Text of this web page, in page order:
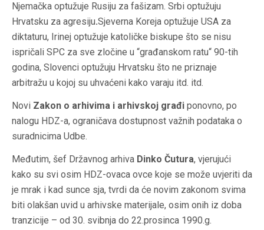
Njemačka optužuje Rusiju za fašizam. Srbi optužuju
Hrvatsku za agresiju.Sjeverna Koreja optužuje USA za
diktaturu, Irinej optužuje katoličke biskupe što se nisu
ispričali SPC za sve zločine u “građanskom ratu“ 90-tih
godina, Slovenci optužuju Hrvatsku što ne priznaje
arbitražu u kojoj su uhvaćeni kako varaju itd. itd.
Novi Zakon o arhivima i arhivskoj građi ponovno, po
nalogu HDZ-a, ograničava dostupnost važnih podataka o
suradnicima Udbe.
Međutim, šef Državnog arhiva Dinko Čutura, vjerujući
kako su svi osim HDZ-ovaca ovce koje se može uvjeriti da
je mrak i kad sunce sja, tvrdi da će novim zakonom svima
biti olakšan uvid u arhivske materijale, osim onih iz doba
tranzicije – od 30. svibnja do 22.prosinca 1990.g.